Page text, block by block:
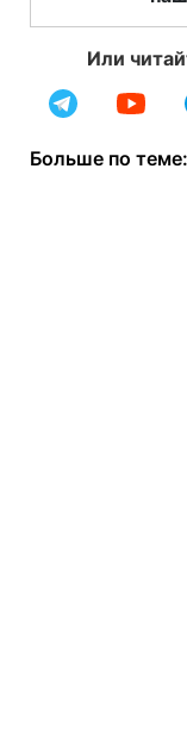
Или
Больше по теме: